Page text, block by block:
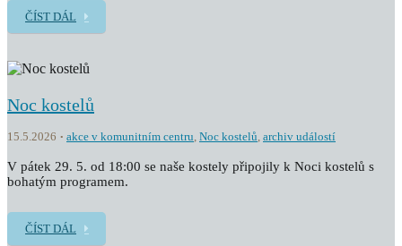
ČÍST DÁL
Noc kostelů
15.5.2026 akce v komunitním centru, Noc kostelů, archiv událostí
V pátek 29. 5. od 18:00 se naše kostely připojily k Noci kostelů s
bohatým programem.
ČÍST DÁL